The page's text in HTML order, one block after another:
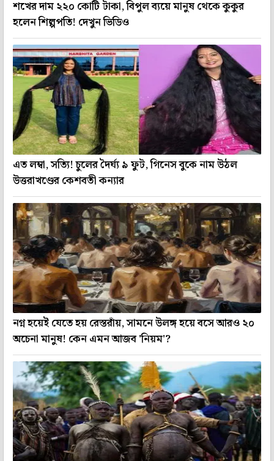
শখের দাম ২২০ কোটি টাকা, বিপুল ব্যয়ে মানুষ থেকে কুকুর
হলেন শিল্পপতি! দেখুন ভিডিও
এত লম্বা, সত্যি! চুলের দৈর্ঘ্য ৯ ফুট, গিনেস বুকে নাম উঠল
উত্তরাখণ্ডের কেশবতী কন্যার
নগ্ন হয়েই যেতে হয় রেস্তরাঁয়, সামনে উলঙ্গ হয়ে বসে আরও ২০
অচেনা মানুষ! কেন এমন আজব 'নিয়ম'?